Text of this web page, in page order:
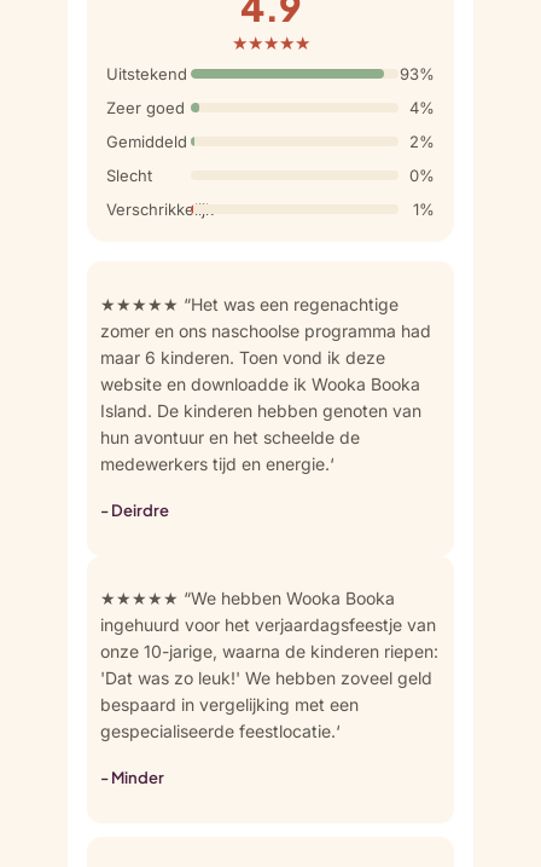
★★★★★
Uitstekend
93%
Zeer goed
4%
Gemiddeld
2%
Slecht
0%
Verschrikkelijk
1%
★★★★★ “Het was een regenachtige
zomer en ons naschoolse programma had
maar 6 kinderen. Toen vond ik deze
website en downloadde ik Wooka Booka
Island. De kinderen hebben genoten van
hun avontuur en het scheelde de
medewerkers tijd en energie.‘
- Deirdre
★★★★★ “We hebben Wooka Booka
ingehuurd voor het verjaardagsfeestje van
onze 10-jarige, waarna de kinderen riepen:
'Dat was zo leuk!' We hebben zoveel geld
bespaard in vergelijking met een
gespecialiseerde feestlocatie.‘
- Minder